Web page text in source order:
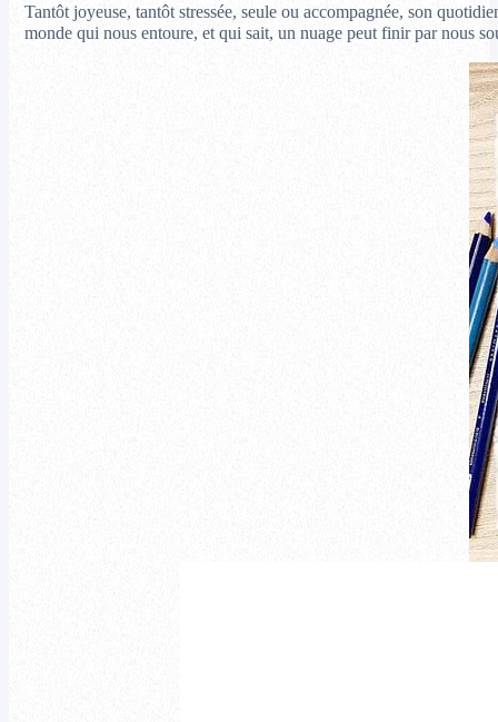
Tantôt joyeuse, tantôt stressée, seule ou accompagnée, son
monde qui nous entoure, et qui sait, un nuage peut finir par nous